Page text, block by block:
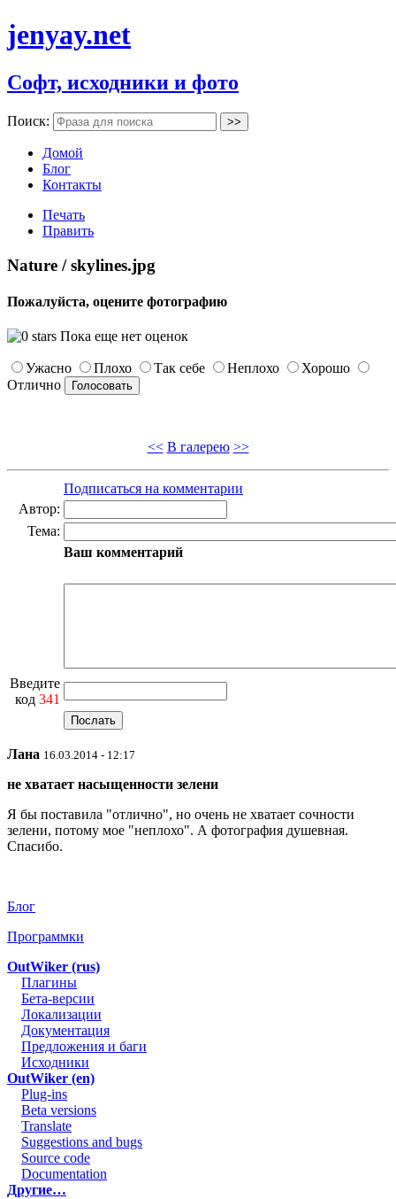
jenyay.net
Софт, исходники и фото
Поиск:
Домой
Блог
Контакты
Печать
Править
Nature / skylines.jpg
Пожалуйста, оцените фотографию
Пока еще нет оценок
Ужасно Плохо Так себе Неплохо
Хорошо
Отлично
<< В галерею >>
Подписаться на комментарии
Автор:
Тема:
Ваш комментарий
Введите
код 341
Лана 16.03.2014 - 12:17
не хватает насыщенности зелени
Я бы поставила "отлично", но очень не хватает сочности
зелени, потому мое "неплохо". А фотография душевная.
Спасибо.
Блог
Программки
OutWiker (rus)
Плагины
Бета-версии
Локализации
Документация
Предложения и баги
Исходники
OutWiker (en)
Plug-ins
Beta versions
Translate
Suggestions and bugs
Source code
Documentation
Другие…